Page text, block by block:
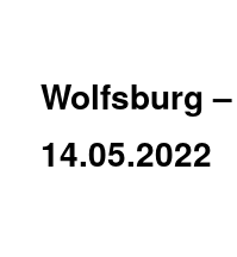
Wolfsburg
14.05.2022